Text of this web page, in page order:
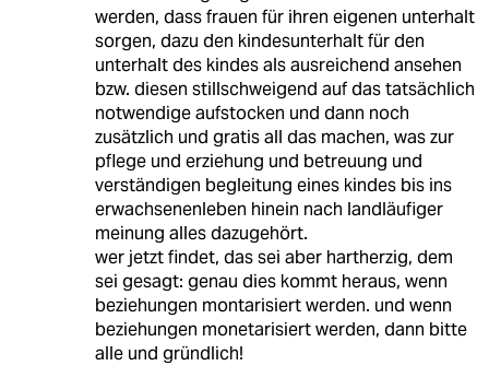
werden, dass frauen für ihren eigenen unterhalt
sorgen, dazu den kindesunterhalt für den
unterhalt des kindes als ausreichend ansehen
bzw. diesen stillschweigend auf das tatsächlich
notwendige aufstocken und dann noch
zusätzlich und gratis all das machen, was zur
pflege und erziehung und betreuung und
verständigen begleitung eines kindes bis ins
erwachsenenleben hinein nach landläufiger
meinung alles dazugehört.
wer jetzt findet, das sei aber hartherzig, dem
sei gesagt: genau dies kommt heraus, wenn
beziehungen montarisiert werden. und wenn
beziehungen monetarisiert werden, dann bitte
alle und gründlich!